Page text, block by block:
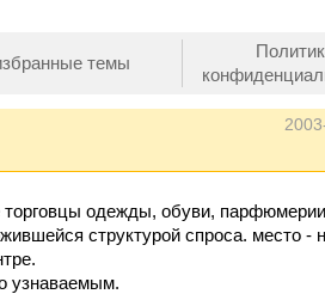
темы
одежды, обуви,
структурой спроса. место -
узнаваемым.